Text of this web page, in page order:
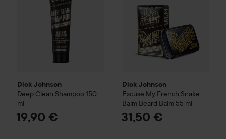
Dick Johnson
Deep Clean Shampoo 150
ml
19,90 €
Dick Johnson
Excuse My French Snake
Balm Beard Balm 55 ml
31,50 €